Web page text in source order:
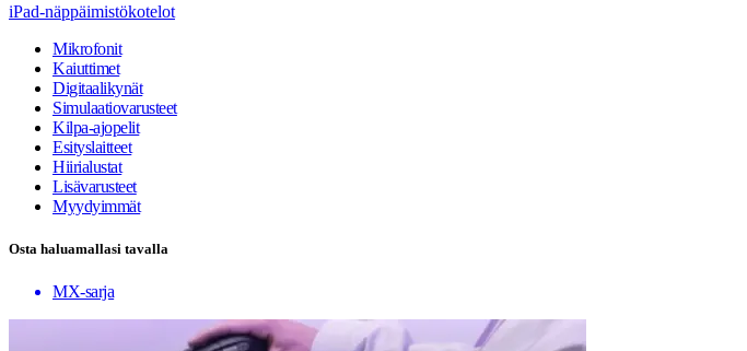
iPad-näppäimistökotelot
Mikrofonit
Kaiuttimet
Digitaalikynät
Simulaatiovarusteet
Kilpa-ajopelit
Esityslaitteet
Hiirialustat
Lisävarusteet
Myydyimmät
Osta haluamallasi tavalla
MX-sarja